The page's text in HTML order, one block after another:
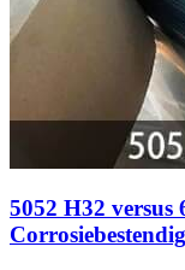
5052 H32